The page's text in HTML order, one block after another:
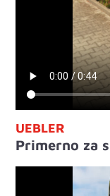
UEBLER
Primerno za